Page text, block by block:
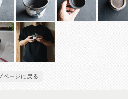
ページに戻る